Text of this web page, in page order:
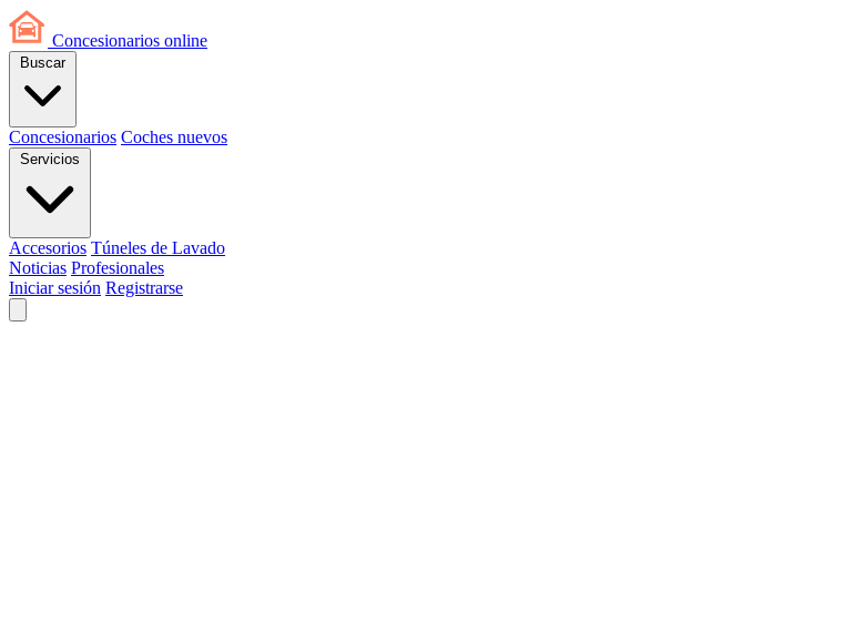
Concesionarios online
Buscar
Concesionarios Coches nuevos
Servicios
Accesorios Túneles de Lavado
Noticias Profesionales
Iniciar sesión Registrarse